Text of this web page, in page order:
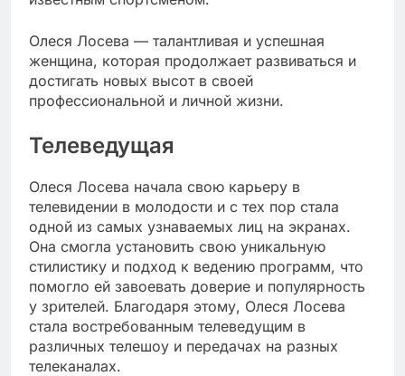
Олеся Лосева — талантливая и успешная
женщина, которая продолжает развиваться и
достигать новых высот в своей
профессиональной и личной жизни.
Телеведущая
Олеся Лосева начала свою карьеру в
телевидении в молодости и с тех пор стала
одной из самых узнаваемых лиц на экранах.
Она смогла установить свою уникальную
стилистику и подход к ведению программ, что
помогло ей завоевать доверие и популярность
у зрителей. Благодаря этому, Олеся Лосева
стала востребованным телеведущим в
различных телешоу и передачах на разных
телеканалах.